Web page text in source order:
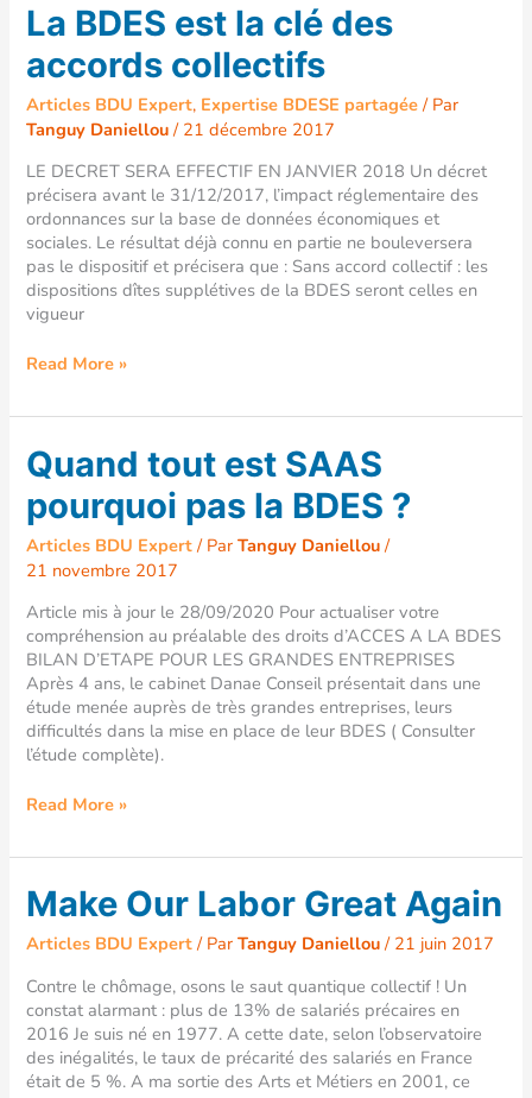
La BDES est la clé des
accords collectifs
Articles BDU Expert, Expertise BDESE partagée / Par
Tanguy Daniellou/ 21 décembre 2017
LE DECRET SERA EFFECTIF EN JANVIER 2018 Un décret
précisera avant le 31/12/2017, l’impact réglementaire des
ordonnances sur la base de données économiques et
sociales. Le résultat déjà connu en partie ne bouleversera
pas le dispositif et précisera que : Sans accord collectif : les
dispositions dîtes supplétives de la BDES seront celles en
vigueur
La
BDES
est
la
clé
des
collectifs
Read More »
Quand tout est SAAS
pourquoi pas la BDES ?
Articles BDU Expert / ParTanguy Daniellou/
21 novembre 2017
Article mis à jour le 28/09/2020 Pour actualiser votre
compréhension au préalable des droits d’ACCES A LA BDES
BILAN D’ETAPE POUR LES GRANDES ENTREPRISES
Après 4 ans, le cabinet Danae Conseil présentait dans une
étude menée auprès de très grandes entreprises, leurs
difficultés dans la mise en place de leur BDES ( Consulter
l’étude complète).
Quand
tout
est
SAAS
pourquoi
pas
BDES
?
Read More »
Make Our Labor Great Again
Articles BDU Expert / ParTanguy Daniellou/ 21 juin 2017
Contre le chômage, osons le saut quantique collectif ! Un
constat alarmant : plus de 13% de salariés précaires en
2016 Je suis né en 1977. A cette date, selon l’observatoire
des inégalités, le taux de précarité des salariés en France
était de 5 %. A ma sortie des Arts et Métiers en 2001, ce
Make
Our
Labor
Again